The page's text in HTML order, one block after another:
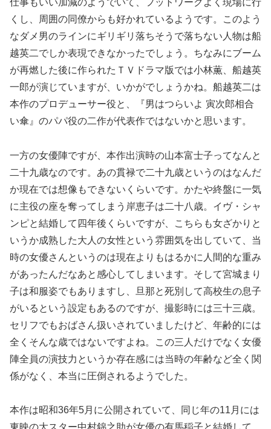
くし、周囲の同僚からも好かれているようです。このよう
なダメ男のラインにギリギリ落ちそうで落ちない人物は船
越英二でしか表現できなかったでしょう。ちなみにブーム
が再燃した後に作られたＴＶドラマ版では小林薫、船越英
一郎が演じていますが、いかがでしょうかね。船越英二は
本作のプロデューサー役と、『男はつらいよ 寅次郎相合
い傘』のパパ役の二作が代表作ではないかと思います。
一方の女優陣ですが、本作出演時の山本富士子ってなんと
二十九歳なのです。あの貫禄で二十九歳というのはなんだ
か現在では想像もできないくらいです。かたや終盤に一気
に主役の座を奪ってしまう岸恵子は二十八歳。イヴ・シャ
ンピと結婚して四年後くらいですが、こちらも女ざかりと
いうか成熟した大人の女性という雰囲気を出していて、当
時の女優さんというのは現在よりもはるかに人間的な重み
があったんだなあと感心してしまいます。そして宮城まり
子は和服姿でもありますし、旦那と死別して高校生の息子
がいるという設定もあるのですが、撮影時には三十三歳。
セリフでもおばさん扱いされていましたけど、年齢的には
全くそんな歳ではないですよね。この三人だけでなく女優
陣全員の演技力というか存在感には当時の年齢など全く関
係がなく、本当に圧倒されるようでした。
本作は昭和36年5月に公開されていて、同じ年の11月には